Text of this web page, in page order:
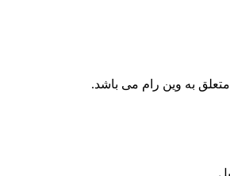
به وین رام می باشد.